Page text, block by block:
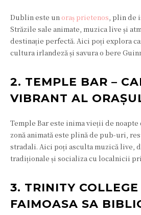
Dublin este un oraș prietenos , plin de
Străzile sale animate, muzica live și
destinație perfectă. Aici poți explora
cultura irlandeză și savura o bere
2. TEMPLE BAR –
VIBRANT AL
Temple Bar este inima vieții de noapte
zonă animată este plină de pub-uri,
stradali. Aici poți asculta muzică live,
tradiționale și socializa cu localnicii
3. TRINITY COLLEGE
FAIMOASA SA